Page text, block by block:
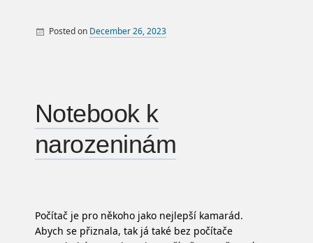
Posted on December 26, 2023
Notebook k
narozeninám
Počítač je pro někoho jako nejlepší kamarád.
Abych se přiznala, tak já také bez počítače